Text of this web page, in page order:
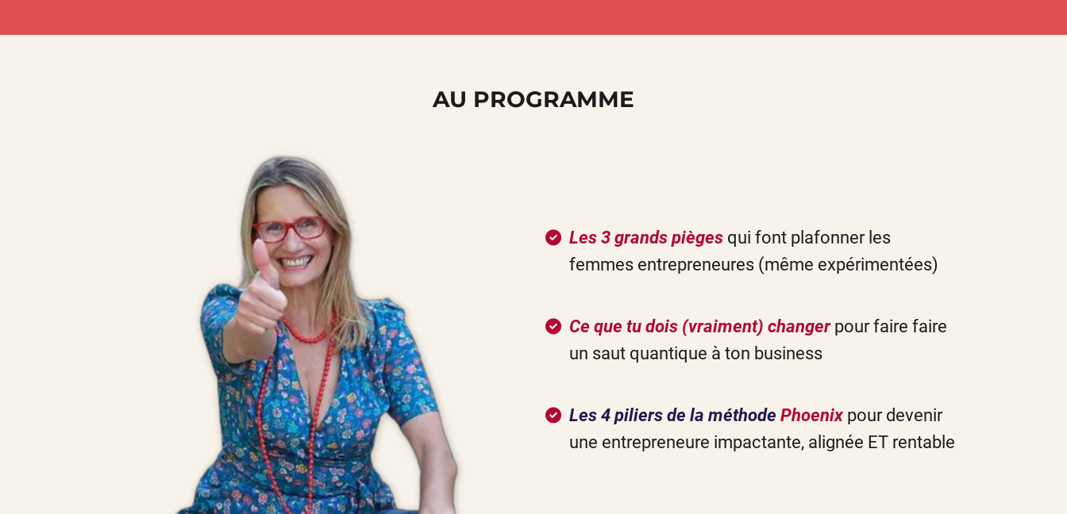
AU PROGRAMME
Les 3 grands pièges qui font plafonner les
femmes entrepreneures (même expérimentées)
Ce que tu dois (vraiment) changerpour faire faire
un saut quantique à ton business
Les 4 piliers de la méthode Phoenix pour devenir
une entrepreneure impactante, alignée ET rentable